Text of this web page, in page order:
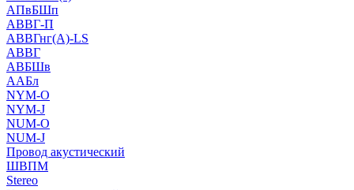
АПвБШп
АВВГ-П
АВВГнг(А)-LS
АВВГ
АВБШв
ААБл
NYM-O
NYM-J
NUM-О
NUM-J
Провод акустический
ШВПМ
Stereo